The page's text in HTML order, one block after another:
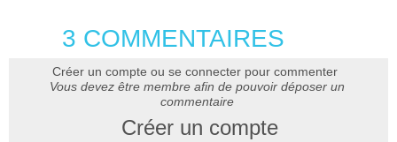
3 COMMENTAIRES
Créer un compte ou se connecter pour commenter
Vous devez être membre afin de pouvoir déposer un
commentaire
Créer un compte